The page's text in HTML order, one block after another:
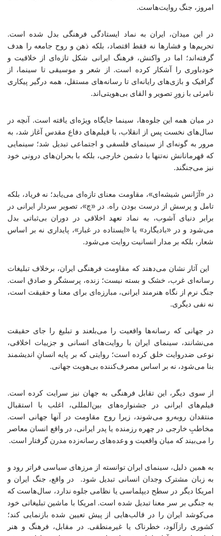
امروز، جنگ روایت‌هاست.
در این میدان، ایران به نماد ایستادگی فرهنگی بدل شده است.
تحریم‌ها و فشارها نه ‌فقط اقتصاد، بلکه ذهن و روح جامعه را هدف
گرفته‌اند؛ اما در واکنش، فرهنگ ایرانی شکل تازه‌ای از خلاقیت و
خودباوری را آشکار کرده است. از شعر و موسیقی تا سینما، از
گرافیک و بازی‌های رایانه‌ای تا رسانه‌های مستقل، همه درگیر پیکاری
نامرئی با زورِ تصویر و القای بی‌هویتی‌اند.
در میان همه این جلوه‌ها، سینما جایگاه ویژه‌ای یافته است. آنچه در
سال‌های نخست پس از انقلاب، با فیلم‌های دفاع مقدس آغاز شد، به
مرور به گونه‌ای از سینمای فلسفی و اجتماعی تبدیل شد؛ سینمایی
که قهرمانانش نه‌تنها با دشمن خارجی، بلکه با بحران‌های درونی خود
نیز می‌جنگند.
در «آژانس شیشه‌ای»، مقاومت معنای تازه‌ای می‌یابد؛ نه فریاد، بلکه
تامل و پرسش از درست‌ بودن راه. در «چ»، تصویر سردار ایرانی در
برابر دنیای آشوب، به نماد تعهد اخلاقی در دوران بی‌ثباتی بدل
می‌شود و در «بادیگارد» یا «ایستاده در غبار»، پایداری نه بر اساس
شعار، بلکه بر مدار انسانیت روایت می‌شود.
این آثار نشان می‌دهند که مقاومت فرهنگی ایران، برخلاف تبلیغات
رسانه‌ای غرب، خشک و بسته نیست؛ زنده، پرسشگر و صادق است.
جنگ نرم از نگاه هنرمند ایرانی، مبارزه‌ای برای معنا و حقیقت است،
نه نفی دیگری.
در جهانی که رسانه‌ها واقعیت را می‌بلعند و تبلیغ را جای حقیقت
می‌نشانند، سینمای ایران با روایت‌های انسانی و جزییات اخلاقی،
نوعی ضدروایت خلق کرده است؛ روایتی که بر پایه انسانِ اندیشمند
بنا می‌شود، نه بر اساس مصرف‌کننده بی‌هویت جهانی.
از سوی دیگر، این تقابل فرهنگی به جهان نیز سرایت کرده است.
فیلم‌های ایرانی در جشنواره‌های بین‌المللی، اغلب با استقبال
منتقدان روبه‌رو می‌شوند، زیرا روح مقاومت در آنها جهانی است.
مخاطبِ خارجی در چهره رزمنده یا پدر ایرانی، در واقع انسان معاصر
را می‌بیند که میان واقعیت و وعده‌های رسانه‌زده مدرن گرفتار است.
به همین دلیل، سینمای ایران توانسته از مرزهای سیاسی فراتر رود و
به زبان مشترک وجدان انسانی تبدیل شود. در واقع، جنگ ایران و
امریکا دیگر در سطح دیپلماسی یا نظامی جلوه ندارد، سال‌هاست که
به جنگی بر سر معنا تبدیل شده است. امریکا با ماشین تبلیغاتی خود
می‌کوشد ایران را در قالب‌هایی از پیش تعیین‌ شده بازنمایی کند؛
کشوری رازآلود، خطرناک یا غیرمنطقی. در مقابل، فرهنگ و هنر